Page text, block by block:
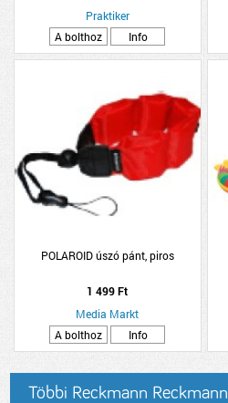
Praktiker
A bolthoz
Info
POLAROID úszó pánt, piros
1 499 Ft
Media Markt
A bolthoz
Info
Többi Reckmann